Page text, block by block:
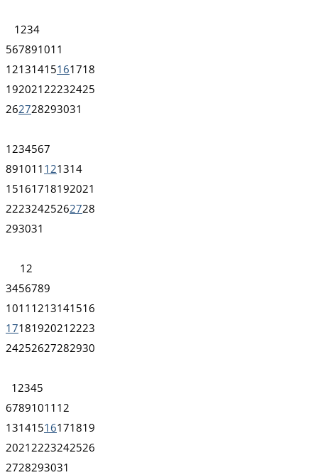
1 234
567891011
12131415161718
192021 22232425
262728293031
1 234567
891011 121314
15161718192021
22232425262728
293031
1 2
3456789
1011 1213141516
1718192021 2223
24252627282930
1 2345
67891011 12
13141516171819
2021 2223242526
2728293031